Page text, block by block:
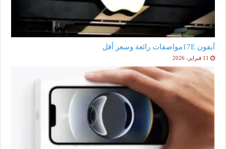
آيفون 17Eمواصفات رائعة وسعر أقل
11 فبراير، 2026